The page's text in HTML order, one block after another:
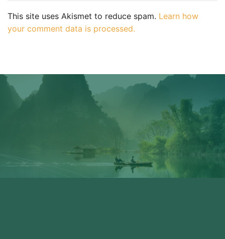
This site uses Akismet to reduce spam. Learn how
your comment data is processed.